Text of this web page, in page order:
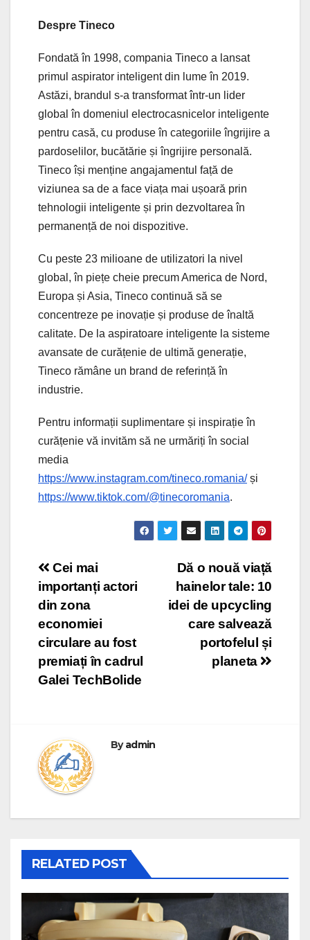
Despre Tineco
Fondată în 1998, compania Tineco a lansat
primul aspirator inteligent din lume în 2019.
Astăzi, brandul s-a transformat într-un lider
global în domeniul electrocasnicelor inteligente
pentru casă, cu produse în categoriile îngrijire a
pardoselilor, bucătărie și îngrijire personală.
Tineco își menține angajamentul față de
viziunea sa de a face viața mai ușoară prin
tehnologii inteligente și prin dezvoltarea în
permanență de noi dispozitive.
Cu peste 23 milioane de utilizatori la nivel
global, în piețe cheie precum America de Nord,
Europa și Asia, Tineco continuă să se
concentreze pe inovație și produse de înaltă
calitate. De la aspiratoare inteligente la sisteme
avansate de curățenie de ultimă generație,
Tineco rămâne un brand de referință în
industrie.
Pentru informații suplimentare și inspirație în
curățenie vă invităm să ne urmăriți în social
media
https://www.instagram.com/tineco.romania/și
https://www.tiktok.com/@tinecoromania.
Post
navigation
Dă o nouă viață
hainelor tale: 10
idei de upcycling
care salvează
portofelul și
planeta
Cei mai
importanți actori
din zona
economiei
circulare au fost
premiați în cadrul
Galei TechBolide
Byadmin
RELATED POST